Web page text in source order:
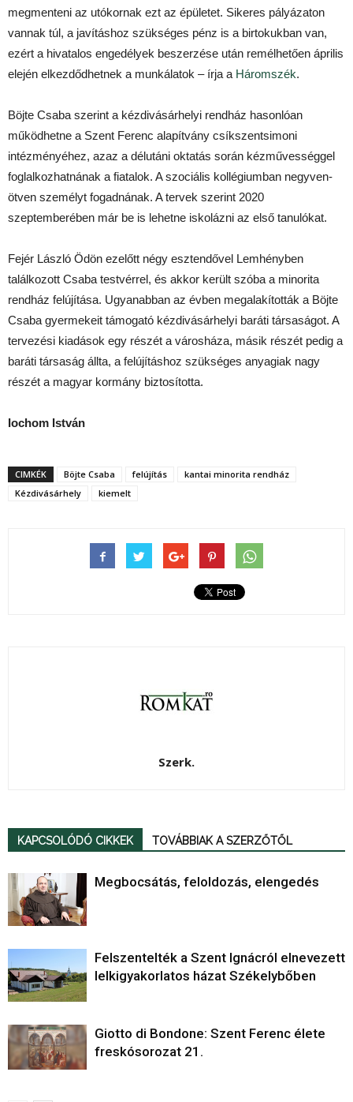
megmenteni az utókornak ezt az épületet. Sikeres pályázaton
vannak túl, a javításhoz szükséges pénz is a birtokukban van,
ezért a hivatalos engedélyek beszerzése után remélhetően április
elején elkezdődhetnek a munkálatok – írja a Háromszék.
Böjte Csaba szerint a kézdivásárhelyi rendház hasonlóan
működhetne a Szent Ferenc alapítvány csíkszentsimoni
intézményéhez, azaz a délutáni oktatás során kézművességgel
foglalkozhatnának a fiatalok. A szociális kollégiumban negyven-
ötven személyt fogadnának. A tervek szerint 2020
szeptemberében már be is lehetne iskolázni az első tanulókat.
Fejér László Ödön ezelőtt négy esztendővel Lemhényben
találkozott Csaba testvérrel, és akkor került szóba a minorita
rendház felújítása. Ugyanabban az évben megalakították a Böjte
Csaba gyermekeit támogató kézdivásárhelyi baráti társaságot. A
tervezési kiadások egy részét a városháza, másik részét pedig a
baráti társaság állta, a felújításhoz szükséges anyagiak nagy
részét a magyar kormány biztosította.
Iochom István
CIMKÉK Böjte Csaba felújítás
kantai minorita rendház
Kézdivásárhely
kiemelt
Szerk.
KAPCSOLÓDÓ CIKKEK TOVÁBBIAK A SZERZŐTŐL
Megbocsátás, feloldozás, elengedés
Felszentelték a Szent Ignácról elnevezett
lelkigyakorlatos házat Székelybőben
Giotto di Bondone: Szent Ferenc élete
freskósorozat 21.